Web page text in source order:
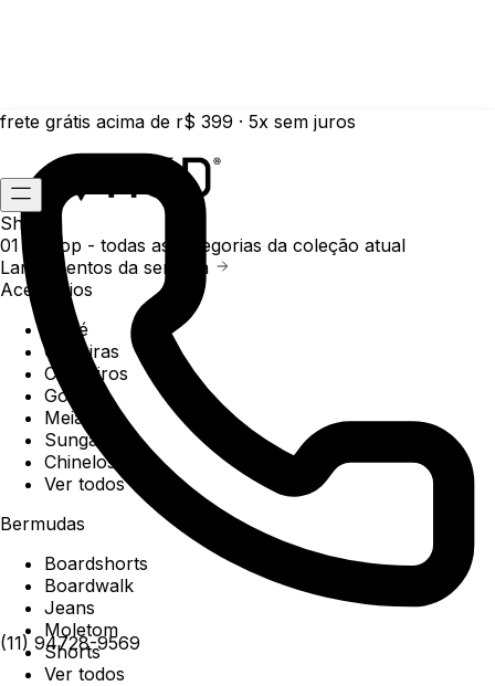
frete grátis acima de r$ 399 · 5x sem juros
(11) 94728-9569
Shop
01 /
Shop - todas as categorias da coleção atual
Lançamentos da semana
Acessórios
Boné
Carteiras
Chaveiros
Gorros
Meias
Sunga
Chinelos
Ver todos
Bermudas
Boardshorts
Boardwalk
Jeans
Moletom
Shorts
Ver todos